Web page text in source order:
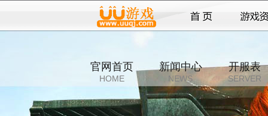
官网首页
HOME
新闻中心
NEWS
开服表
SERVER